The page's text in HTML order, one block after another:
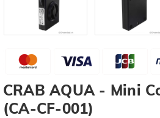
CRAB AQUA - Mini
(CA-CF-001)